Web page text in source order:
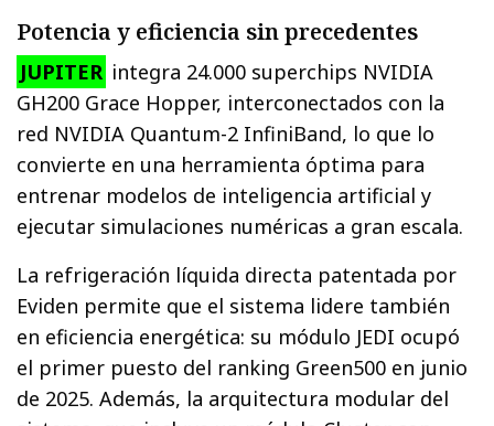
Potencia y eficiencia sin precedentes
JUPITER integra 24.000 superchips NVIDIA
GH200 Grace Hopper, interconectados con la
red NVIDIA Quantum-2 InfiniBand, lo que lo
convierte en una herramienta óptima para
entrenar modelos de inteligencia artificial y
ejecutar simulaciones numéricas a gran escala.
La refrigeración líquida directa patentada por
Eviden permite que el sistema lidere también
en eficiencia energética: su módulo JEDI ocupó
el primer puesto del ranking Green500 en junio
de 2025. Además, la arquitectura modular del